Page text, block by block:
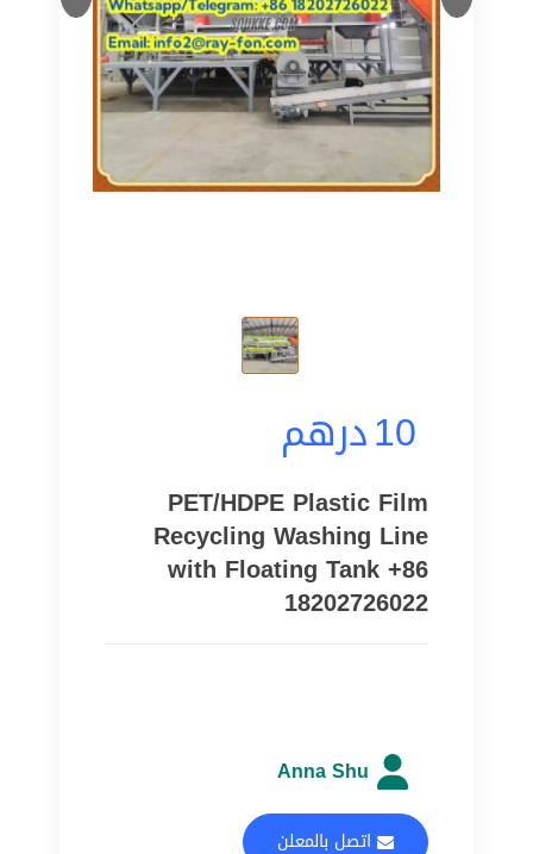
10درهم
PET/HDPE Plastic Film
Recycling Washing Line
with Floating Tank +86
18202726022
Anna Shu
اتصل بالمعلن